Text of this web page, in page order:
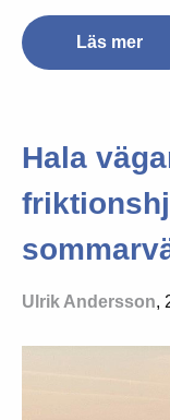
Läs mer
Hala
Ulrik Andersson,